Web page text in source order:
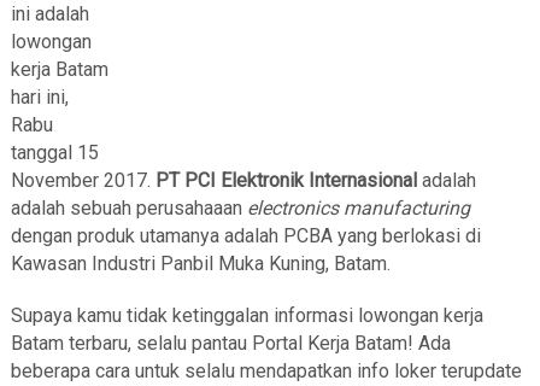
ini adalah
lowongan
kerja Batam
hari ini,
Rabu
tanggal 15
November 2017. PT PCI Elektronik Internasional adalah
adalah sebuah perusahaaan electronics manufacturing
dengan produk utamanya adalah PCBA yang berlokasi di
Kawasan Industri Panbil Muka Kuning, Batam.
Supaya kamu tidak ketinggalan informasi lowongan kerja
Batam terbaru, selalu pantau Portal Kerja Batam! Ada
beberapa cara untuk selalu mendapatkan info loker terupdate